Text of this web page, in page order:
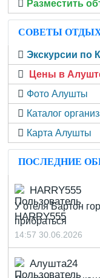
Разместить
СОВЕТЫ
Экскурсии по
Цены в
Фото Алушты
Каталог
Карта Алушты
ПОСЛЕДНИЕ
HARRY555
У отеля Бартон
прибраться
14:57 30.06.2026
Алушта24